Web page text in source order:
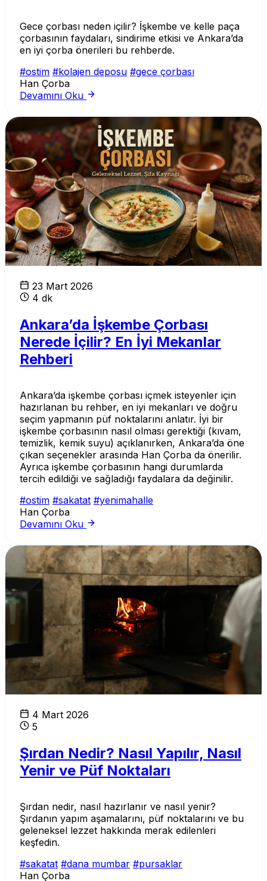
Gece çorbası neden içilir? İşkembe ve kelle paça
çorbasının faydaları, sindirime etkisi ve Ankara’da
en iyi çorba önerileri bu rehberde.
#ostim #kolajen deposu #gece çorbası
Han Çorba
Devamını Oku
Ankara Çorba
23 Mart 2026
4 dk
Ankara’da İşkembe Çorbası
Nerede İçilir? En İyi Mekanlar
Rehberi
Ankara’da işkembe çorbası içmek isteyenler için
hazırlanan bu rehber, en iyi mekanları ve doğru
seçim yapmanın püf noktalarını anlatır. İyi bir
işkembe çorbasının nasıl olması gerektiği (kıvam,
temizlik, kemik suyu) açıklanırken, Ankara’da öne
çıkan seçenekler arasında Han Çorba da önerilir.
Ayrıca işkembe çorbasının hangi durumlarda
tercih edildiği ve sağladığı faydalara da değinilir.
#ostim #sakatat #yenimahalle
Han Çorba
Devamını Oku
Çorbanın Faydaları
4 Mart 2026
5
Şırdan Nedir? Nasıl Yapılır, Nasıl
Yenir ve Püf Noktaları
Şırdan nedir, nasıl hazırlanır ve nasıl yenir?
Şırdanın yapım aşamalarını, püf noktalarını ve bu
geleneksel lezzet hakkında merak edilenleri
keşfedin.
#sakatat #dana mumbar #pursaklar
Han Çorba